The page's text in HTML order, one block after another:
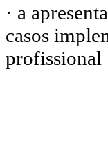
· a
casos
profissional